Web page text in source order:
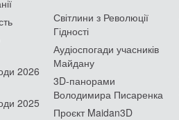
2026
2025
Світлини з Революції
Гідності
Аудіоспогади учасників
Майдану
3D-панорами
Володимира Писаренка
Проєкт Maidan3D